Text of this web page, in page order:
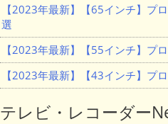
【2023年最新】【65インチ】プ
選
【2023年最新】【55インチ】プ
【2023年最新】【43インチ】プ
テレビ・レコーダー